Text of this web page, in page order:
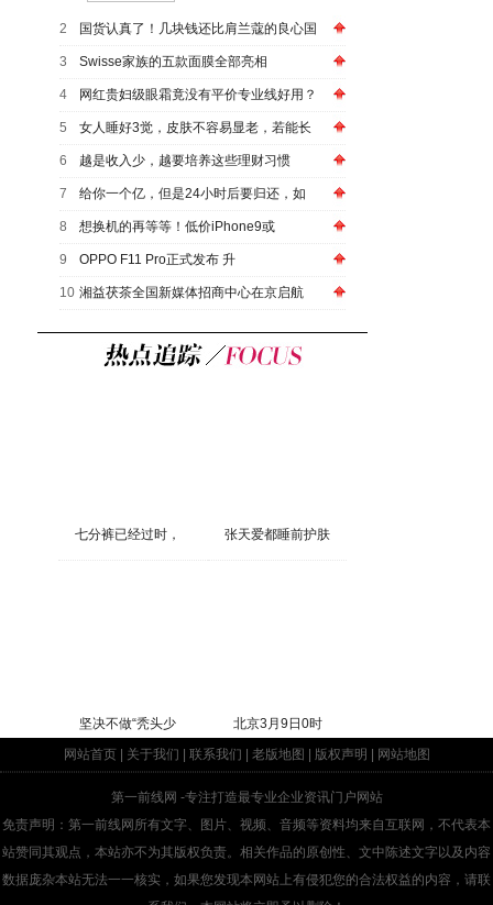
2 国货认真了！几块钱还比肩兰蔻的良心国
3 Swisse家族的五款面膜全部亮相
4 网红贵妇级眼霜竟没有平价专业线好用？
5 女人睡好3觉，皮肤不容易显老，若能长
6 越是收入少，越要培养这些理财习惯
7 给你一个亿，但是24小时后要归还，如
8 想换机的再等等！低价iPhone9或
9 OPPO F11 Pro正式发布 升
10 湘益茯茶全国新媒体招商中心在京启航
七分裤已经过时， 张天爱都睡前护肤
坚决不做“秃头少
北京3月9日0时
网站首页| 关于我们 | 联系我们 | 老版地图 | 版权声明 | 网站地图
第一前线网 -专注打造最专业企业资讯门户网站
免责声明：第一前线网所有文字、图片、视频、音频等资料均来自互联网，不代表本
站赞同其观点，本站亦不为其版权负责。相关作品的原创性、文中陈述文字以及内容
数据庞杂本站无法一一核实，如果您发现本网站上有侵犯您的合法权益的内容，请联